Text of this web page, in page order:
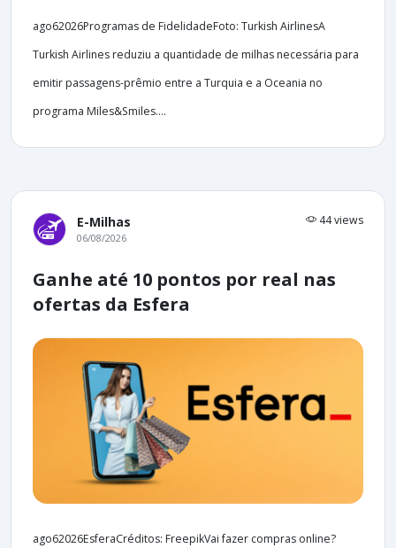
ago62026Programas de FidelidadeFoto: Turkish AirlinesA
Turkish Airlines reduziu a quantidade de milhas necessária para
emitir passagens-prêmio entre a Turquia e a Oceania no
programa Miles&Smiles....
E-Milhas 44 views
06/08/2026
Ganhe até 10 pontos por real nas
ofertas da Esfera
ago62026EsferaCréditos: FreepikVai fazer compras online?